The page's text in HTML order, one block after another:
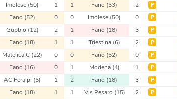
Imolese (50) 1 1 Fano (53) 2 Р
Fano (52) 0 0 Imolese (50) 0 Р
Gubbio (12) 2 1 Fano (18) 3 Р
Fano (18) 1 1 Triestina (6) 2 Р
Matelica C (22) 0 0 Fano (52) 0 Р
Fano (16) 0 1 Modena (4) 1 Р
AC Feralpi (5) 1 2 Fano (18) 3 Р
Fano (18) 1 1 Vis Pesaro (15) 2 Р